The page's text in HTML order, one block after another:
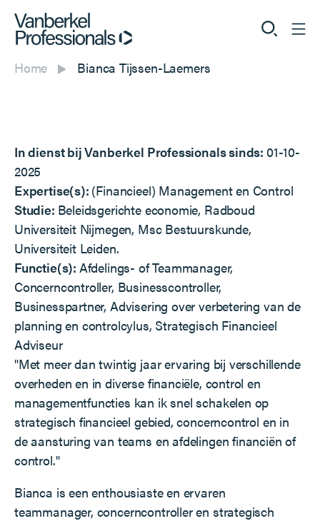
Professionals
Dienstverlening
Over ons
Vacatures
Home Bianca Tijssen-Laemers
In dienst bij Vanberkel Professionals sinds: 01-10-
2025
Expertise(s): (Financieel) Management en Control
Studie: Beleidsgerichte economie, Radboud
Universiteit Nijmegen, Msc Bestuurskunde,
Universiteit Leiden.
Functie(s): Afdelings- of Teammanager,
Concerncontroller, Businesscontroller,
Businesspartner, Advisering over verbetering van de
planning en controlcylus, Strategisch Financieel
Adviseur
"Met meer dan twintig jaar ervaring bij verschillende
overheden en in diverse financiële, control en
managementfuncties kan ik snel schakelen op
strategisch financieel gebied, concerncontrol en in
de aansturing van teams en afdelingen financiën of
control."
Bianca is een enthousiaste en ervaren
teammanager, concerncontroller en strategisch